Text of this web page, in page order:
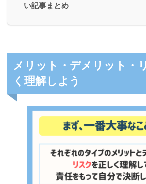
い記事まとめ
メリット・デメリット・
く理解しよう